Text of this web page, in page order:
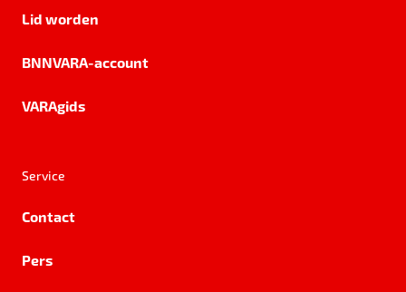
Lid worden
BNNVARA-account
VARAgids
Service
Contact
Pers